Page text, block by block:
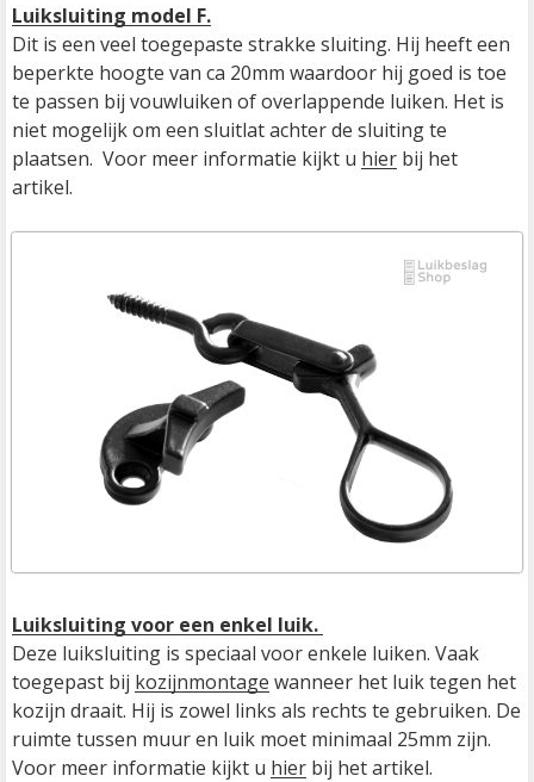
Luiksluiting model F.
Dit is een veel toegepaste strakke sluiting. Hij heeft een
beperkte hoogte van ca 20mm waardoor hij goed is toe
te passen bij vouwluiken of overlappende luiken. Het is
niet mogelijk om een sluitlat achter de sluiting te
plaatsen.  Voor meer informatie kijkt u hier bij het
artikel.
Luiksluiting voor een enkel luik.
Deze luiksluiting is speciaal voor enkele luiken. Vaak
toegepast bij kozijnmontage wanneer het luik tegen het
kozijn draait. Hij is zowel links als rechts te gebruiken. De
ruimte tussen muur en luik moet minimaal 25mm zijn.
Voor meer informatie kijkt u hier bij het artikel.